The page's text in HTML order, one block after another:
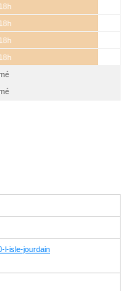
l-isle-jourdain